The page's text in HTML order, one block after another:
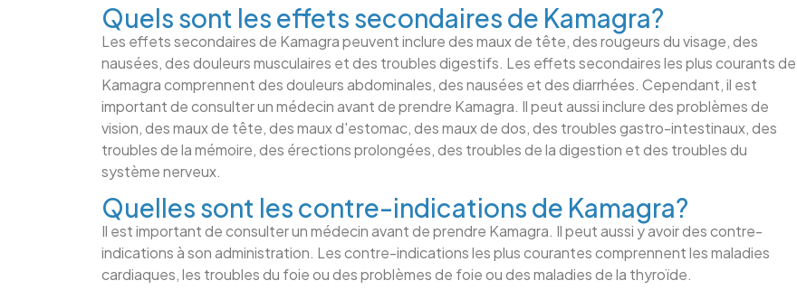
Quels sont les effets secondaires de Kamagra?
Les effets secondaires de Kamagra peuvent inclure des maux de tête, des rougeurs du visage, des
nausées, des douleurs musculaires et des troubles digestifs. Les effets secondaires les plus courants de
Kamagra comprennent des douleurs abdominales, des nausées et des diarrhées. Cependant, il est
important de consulter un médecin avant de prendre Kamagra. Il peut aussi inclure des problèmes de
vision, des maux de tête, des maux d'estomac, des maux de dos, des troubles gastro-intestinaux, des
troubles de la mémoire, des érections prolongées, des troubles de la digestion et des troubles du
système nerveux.
Quelles sont les contre-indications de Kamagra?
Il est important de consulter un médecin avant de prendre Kamagra. Il peut aussi y avoir des contre-
indications à son administration. Les contre-indications les plus courantes comprennent les maladies
cardiaques, les troubles du foie ou des problèmes de foie ou des maladies de la thyroïde.